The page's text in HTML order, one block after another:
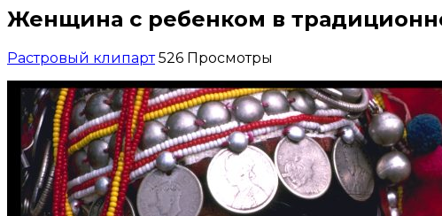
Женщина с ребенком в
Растровый клипарт 526 Просмотры